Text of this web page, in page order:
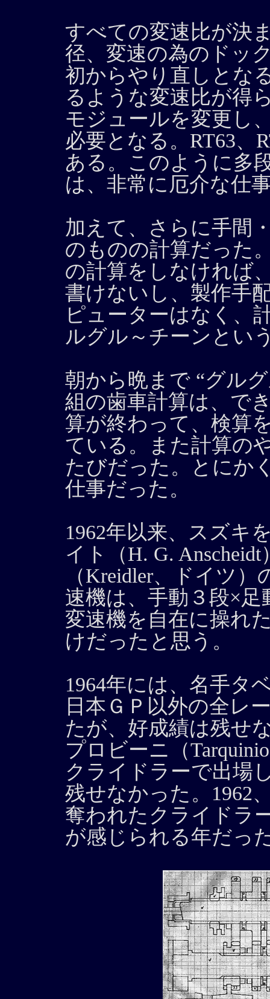
すべての変速比が決
径、変速の為のドッ
初からやり直しとな
るような変速比が得
モジュールを変更し
必要となる。RT63、
ある。このように多
は、非常に厄介な仕
加えて、さらに手間
のものの計算だった
の計算をしなければ
書けないし、製作手
ピューターはなく、
ルグル～チーンとい
朝から晩まで “グル
組の歯車計算は、で
算が終わって、検算
ている。また計算の
たびだった。とにか
仕事だった。
1962年以来、スズキ
イト（H. G.
（Kreidler、ドイツ
速機は、手動３段×
変速機を自在に操れ
けだったと思う。
1964年には、名手タ
日本ＧＰ以外の全レ
たが、好成績は残せ
プロビーニ（
クライドラーで出場
残せなかった。1962
奪われたクライドラ
が感じられる年だっ